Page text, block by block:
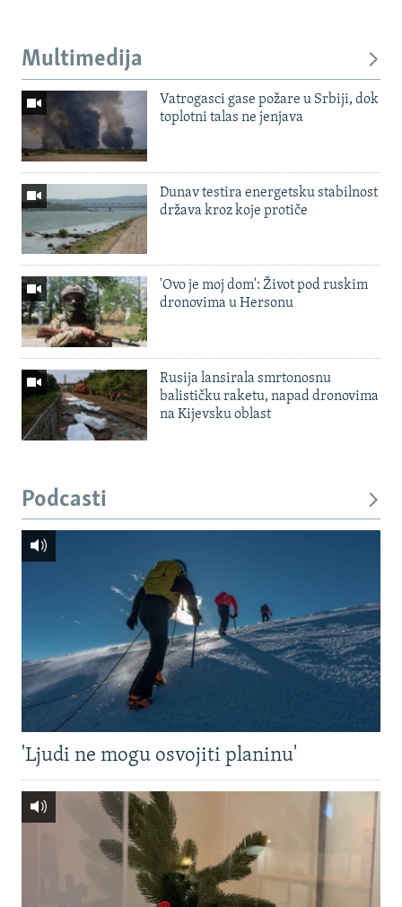
Multimedija
Vatrogasci gase požare u Srbiji, dok
toplotni talas ne jenjava
Dunav testira energetsku stabilnost
država kroz koje protiče
'Ovo je moj dom': Život pod ruskim
dronovima u Hersonu
Rusija lansirala smrtonosnu
balističku raketu, napad dronovima
na Kijevsku oblast
Podcasti
'Ljudi ne mogu osvojiti planinu'